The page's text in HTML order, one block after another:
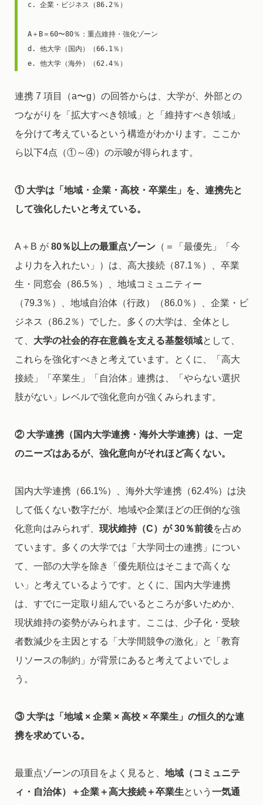
c. 企業・ビジネス（86.2％）
A＋B＝60〜80％：重点維持・強化ゾーン
d. 他大学（国内）（66.1％）
e. 他大学（海外）（62.4％）
連携 7 項目（a〜g）の回答からは、大学が、外部との
つながりを「拡大すべき領域」と「維持すべき領域」
を分けて考えているという構造がわかります。ここか
ら以下4点（①～④）の示唆が得られます。
① 大学は「地域・企業・高校・卒業生」を、連携先と
して強化したいと考えている。
A＋B が 80％以上の最重点ゾーン（＝「最優先」「今
より力を入れたい」）は、高大接続（87.1％）、卒業
生・同窓会（86.5％）、地域コミュニティー
（79.3％）、地域自治体（行政）（86.0％）、企業・ビ
ジネス（86.2％）でした。多くの大学は、全体とし
て、 大学の社会的存在意義を支える基盤領域として、
これらを強化すべきと考えています。とくに、「高大
接続」「卒業生」「自治体」連携は、「やらない選択
肢がない」レベルで強化意向が強くみられます。
② 大学連携（国内大学連携・海外大学連携）は、 一定
のニーズはあるが、強化意向がそれほど高くない。
国内大学連携（66.1%）、海外大学連携（62.4%）は決
して低くない数字だが、地域や企業ほどの圧倒的な強
化意向はみられず、 現状維持（C）が 30％前後を占め
ています。多くの大学では「大学同士の連携」につい
て、一部の大学を除き「優先順位はそこまで高くな
い」と考えているようです。とくに、国内大学連携
は、すでに一定取り組んでいるところが多いためか、
現状維持の姿勢がみられます。ここは、少子化・受験
者数減少を主因とする「大学間競争の激化」と「教育
リソースの制約」が背景にあると考えてよいでしょ
う。
③ 大学は「地域 × 企業 × 高校 × 卒業生」の恒久的な連
携を求めている。
最重点ゾーンの項目をよく見ると、 地域（コミュニテ
ィ・自治体）＋企業＋高大接続＋卒業生という 一気通